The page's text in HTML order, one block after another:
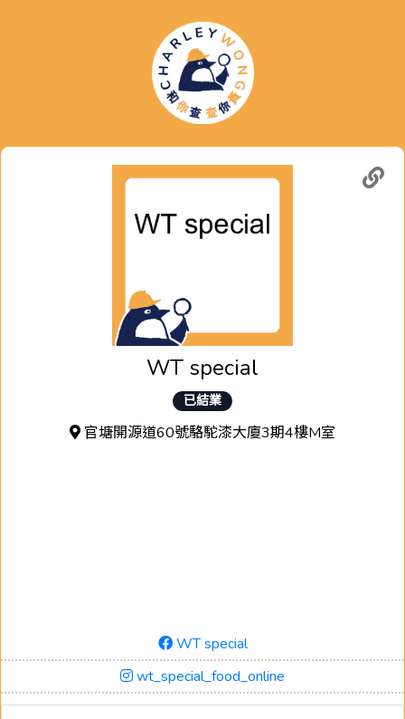
WT special
已結業
官塘開源道60號駱駝漆大廈3期4樓M室
WT special
wt_special_food_online